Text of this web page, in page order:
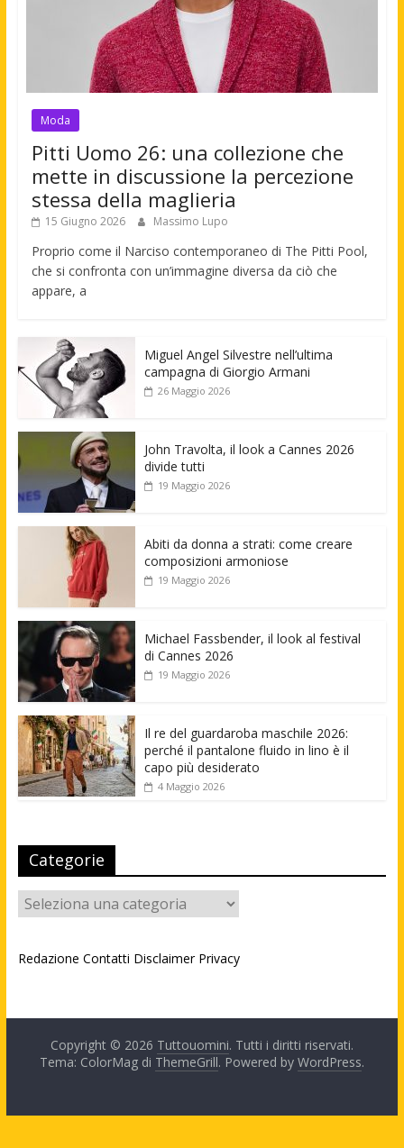
Moda
Pitti Uomo 26: una collezione che
mette in discussione la percezione
stessa della maglieria
15 Giugno 2026 Massimo Lupo
Proprio come il Narciso contemporaneo di The Pitti Pool,
che si confronta con un’immagine diversa da ciò che
appare, a
Miguel Angel Silvestre nell’ultima
campagna di Giorgio Armani
26 Maggio 2026
John Travolta, il look a Cannes 2026
divide tutti
19 Maggio 2026
Abiti da donna a strati: come creare
composizioni armoniose
19 Maggio 2026
Michael Fassbender, il look al festival
di Cannes 2026
19 Maggio 2026
Il re del guardaroba maschile 2026:
perché il pantalone fluido in lino è il
capo più desiderato
4 Maggio 2026
Categorie
Categorie
Redazione Contatti Disclaimer Privacy
Copyright © 2026 Tuttouomini. Tutti i diritti riservati.
Tema: ColorMag di ThemeGrill. Powered by WordPress.